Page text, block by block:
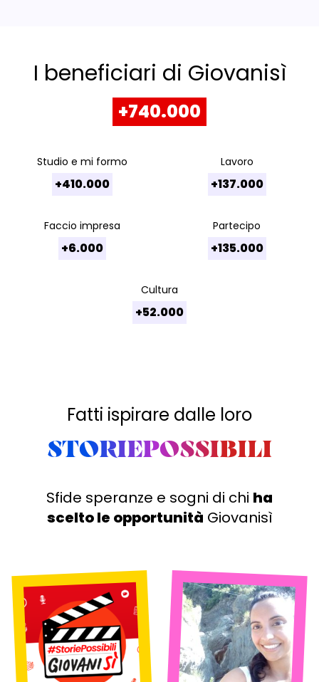
I beneficiari di Giovanisì
+740.000
Studio e mi formo
+410.000
Lavoro
+137.000
Faccio impresa
+6.000
Partecipo
+135.000
Cultura
+52.000
Fatti ispirare dalle loro
STORIEPOSSIBILI
Sfide speranze e sogni di chi ha
scelto le opportunità Giovanisì